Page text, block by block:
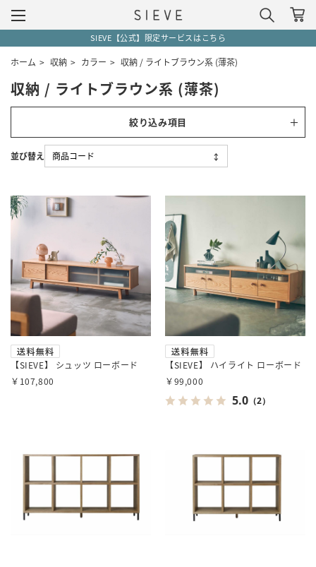
SIEVE【公式】限定サービスはこちら
ホーム > 収納 > カラー > 収納 / ライトブラウン系 (薄茶)
収納 / ライトブラウン系 (薄茶)
絞り込み項目
【SIEVE】 シュッツ ローボード
￥107,800
【SIEVE】 ハイライト ローボード
￥99,000
5.0 （2）